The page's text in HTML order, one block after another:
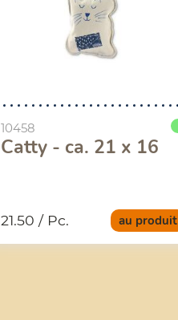
10458
Catty - ca. 21 x 16
au produit
21.50 / Pc.